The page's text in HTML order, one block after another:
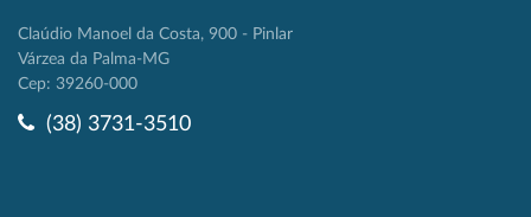
Claúdio Manoel da Costa, 900 - Pinlar
Várzea da Palma-MG
Cep: 39260-000
(38) 3731-3510